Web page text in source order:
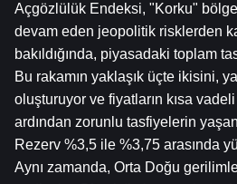
Açgözlülük Endeksi, "Korku"
devam eden jeopolitik risklerden
bakıldığında, piyasadaki toplam
Bu rakamın yaklaşık üçte ikisini,
oluşturuyor ve fiyatların kısa
ardından zorunlu tasfiyelerin
Rezerv %3,5 ile %3,75 arasında
Aynı zamanda, Orta Doğu